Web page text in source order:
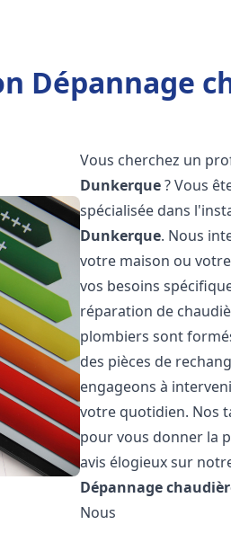
Dépannage
Vous cherchez un
Dunkerque? Vous
spécialisée dans
Dunkerque. Nous
votre maison ou
vos besoins
réparation de
plombiers sont
des pièces de
engageons à
votre quotidien. Nos
pour vous donner la
avis élogieux sur
Dépannage
Nous